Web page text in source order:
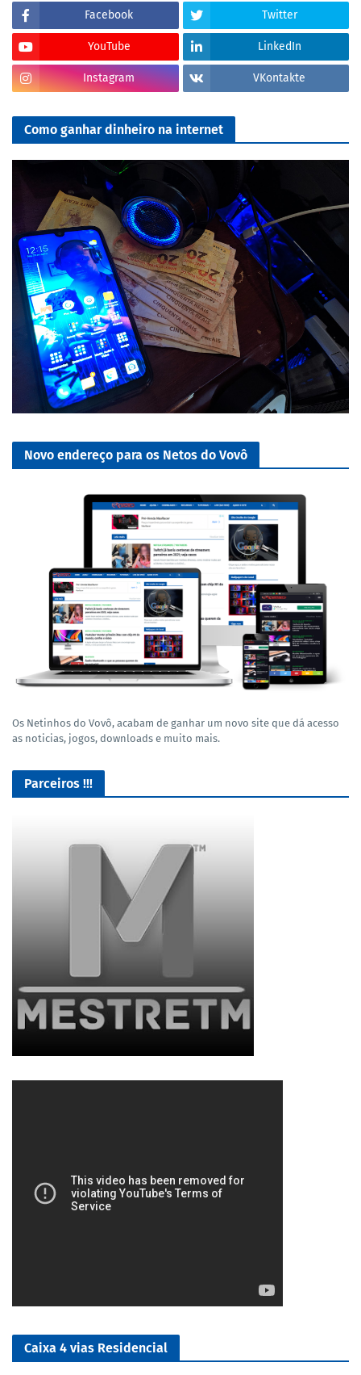
Facebook Twitter
YouTube LinkedIn
Instagram VKontakte
Como ganhar dinheiro na internet
Novo endereço para os Netos do Vovô
Os Netinhos do Vovô, acabam de ganhar um novo site que dá acesso
as noticias, jogos, downloads e muito mais.
Parceiros !!!
Baixe jogos e varios programas 100% Seguros
Caixa 4 vias Residencial